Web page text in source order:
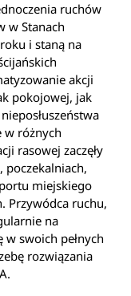
ruchów
w Stanach
i staną na
akcji
pokojowej, jak
w różnych
rasowej zaczęły
poczekalniach,
miejskiego
Przywódca ruchu,
na
w swoich pełnych
rozwiązania